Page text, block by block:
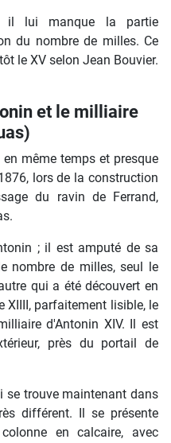
il lui manque la partie
du nombre de milles. Ce
le XV selon Jean Bouvier.
et le milliaire
même temps et presque
lors de la construction
du ravin de Ferrand,
; il est amputé de sa
nombre de milles, seul le
qui a été découvert en
XIIII, parfaitement lisible, le
d'Antonin XIV. Il est
près du portail de
se trouve maintenant dans
différent. Il se présente
en calcaire, avec